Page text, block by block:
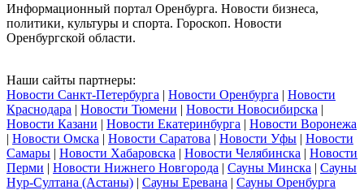
Информационный портал Оренбурга. Новости бизнеса,
политики, культуры и спорта. Гороскоп. Новости
Оренбургской области.
Наши сайты партнеры:
Новости Санкт-Петербурга | Новости Оренбурга | Новости
Краснодара | Новости Тюмени | Новости Новосибирска |
Новости Казани | Новости Екатеринбурга | Новости Воронежа
| Новости Омска | Новости Саратова | Новости Уфы | Новости
Самары | Новости Хабаровска | Новости Челябинска | Новости
Перми | Новости Нижнего Новгорода | Сауны Минска | Сауны
Нур-Султана (Астаны) | Сауны Еревана | Сауны Оренбурга